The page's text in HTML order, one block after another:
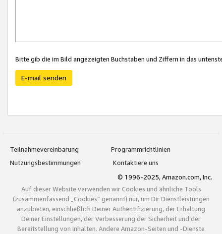
Bitte gib die im Bild angezeigten Buchstaben und Ziffern in das
E-mail senden
Teilnahmevereinbarung
Programmrichtlinien
Nutzungsbestimmungen
Kontaktiere uns
© 1996-2025, Amazon.com, Inc.
Auf dieser Website verwenden wir Cookies und ähnliche Tools
(zusammenfassend „Cookies“ genannt) nur, um Dir Dienstleistungen
anzubieten, einschließlich Deiner Authentifizierung, der Erhaltung
Deiner Einstellungen, der Verbesserung der Sicherheit und der
Bereitstellung von Inhalten. Andere Amazon-Seiten und -Dienste